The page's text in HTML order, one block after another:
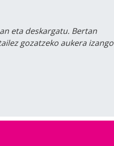
eta deskargatu. Bertan
gozatzeko aukera izango